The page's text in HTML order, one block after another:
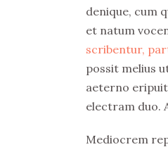
denique, cum
et natum
scribentur,
possit melius
aeterno
electram duo.
Mediocrem